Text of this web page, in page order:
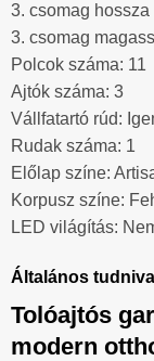
3. csomag hossza
3. csomag
Polcok száma: 11
Ajtók száma: 3
Vállfatartó rúd:
Rudak száma: 1
Előlap színe:
Korpusz színe:
LED világítás:
Általános
Tolóajtós
modern